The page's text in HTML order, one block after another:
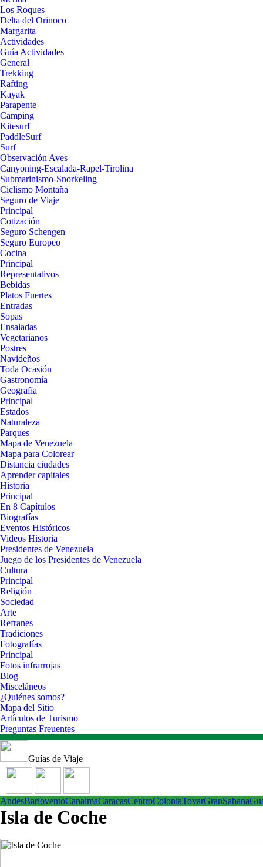
Los Roques
Delta del Orinoco
Margarita
Actividades
Guía Actividades
General
Trekking
Rafting
Kayak
Parapente
Camping
Kitesurf
PaddleSurf
Surf
Observación Aves
Canyoning-Escalada-Rapel-Tirolina
Submarinismo-Snorkeling
Ciclismo Montaña
Seguro de Viaje
Principal
Cotización
Seguro Schengen
Seguro Europeo
Cocina
Principal
Representativos
Bebidas
Platos Fuertes
Entradas
Sopas
Ensaladas
Vegetarianos
Postres
Navideños
Toda Ocasión
Gastronomía
Geografía
Principal
Estados
Naturaleza
Parques
Mapa de Venezuela
Mapa para Colorear
Distancia ciudades
Aprender capitales
Historia
Principal
En 8 Capítulos
Biografías
Eventos Históricos
Videos Historia
Presidentes de Venezuela
Juego de los Presidentes de Venezuela
Cultura
Principal
Religión
Sociedad
Arte
Refranes
Tradiciones
Fotografías
Principal
Fotos infrarrojas
Blog
Misceláneos
¿Quiénes somos?
Mapa del Sitio
Artículos de Turismo
Preguntas Freuentes
Guías de Viaje
AndesBarloventoCanaimaCaracasCentroColoniaTovarGranSabana
Isla de Coche